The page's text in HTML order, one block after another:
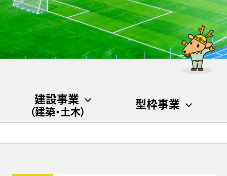
建設事業
（建築・土木）
型枠事業